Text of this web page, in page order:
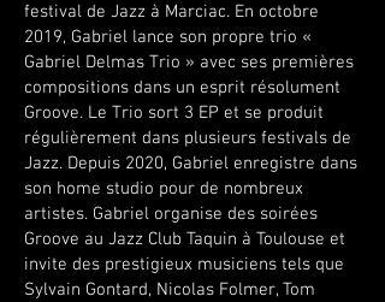
festival de Jazz à Marciac. En octobre
2019, Gabriel lance son propre trio «
Gabriel Delmas Trio » avec ses premières
compositions dans un esprit résolument
Groove. Le Trio sort 3 EP et se produit
régulièrement dans plusieurs festivals de
Jazz. Depuis 2020, Gabriel enregistre dans
son home studio pour de nombreux
artistes. Gabriel organise des soirées
Groove au Jazz Club Taquin à Toulouse et
invite des prestigieux musiciens tels que
Sylvain Gontard, Nicolas Folmer, Tom